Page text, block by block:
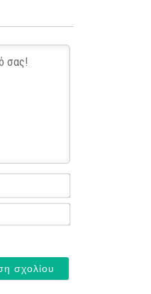
Name*
Email*